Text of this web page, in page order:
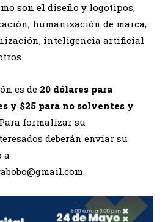
son el diseño y logotipos,
humanización de marca,
inteligencia artificial
es de 20 dólares para
y $25 para no solventes y
Para formalizar su
deberán enviar su
a